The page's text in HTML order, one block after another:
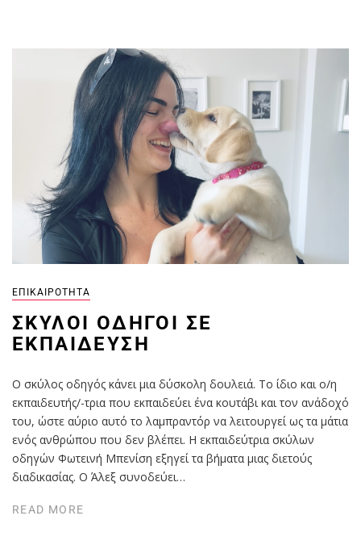
ΕΠΙΚΑΙΡΌΤΗΤΑ
ΣΚΎΛΟΙ ΟΔΗΓΟΊ ΣΕ
ΕΚΠΑΊΔΕΥΣΗ
Ο σκύλος οδηγός κάνει μια δύσκολη δουλειά. Το ίδιο και ο/η
εκπαιδευτής/-τρια που εκπαιδεύει ένα κουτάβι και τον ανάδοχό
του, ώστε αύριο αυτό το λαμπραντόρ να λειτουργεί ως τα μάτια
ενός ανθρώπου που δεν βλέπει. Η εκπαιδεύτρια σκύλων
οδηγών Φωτεινή Μπενίση εξηγεί τα βήματα μιας διετούς
διαδικασίας. Ο Άλεξ συνοδεύει…
READ MORE